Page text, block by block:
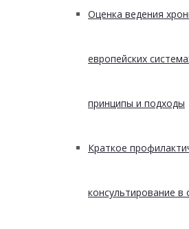
Оценка ведения
европейских
принципы и подходы
Краткое
консультирование в